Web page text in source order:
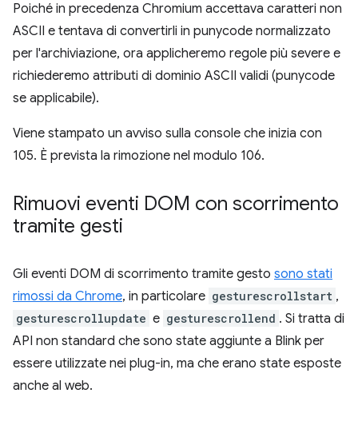
Poiché in precedenza Chromium accettava caratteri non
ASCII e tentava di convertirli in punycode normalizzato
per l'archiviazione, ora applicheremo regole più severe e
richiederemo attributi di dominio ASCII validi (punycode
se applicabile).
Viene stampato un avviso sulla console che inizia con
105. È prevista la rimozione nel modulo 106.
Rimuovi eventi DOM con scorrimento
tramite gesti
Gli eventi DOM di scorrimento tramite gesto sono stati
rimossi da Chrome, in particolare gesturescrollstart ,
gesturescrollupdate e gesturescrollend . Si tratta di
API non standard che sono state aggiunte a Blink per
essere utilizzate nei plug-in, ma che erano state esposte
anche al web.